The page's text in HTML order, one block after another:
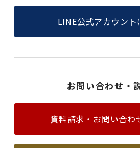
LINE公式アカウント
お問い合わせ・
資料請求・お問い合わ